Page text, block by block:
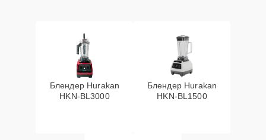
Блендер Hurakan
HKN‑BL3000
Блендер Hurakan
HKN‑BL1500